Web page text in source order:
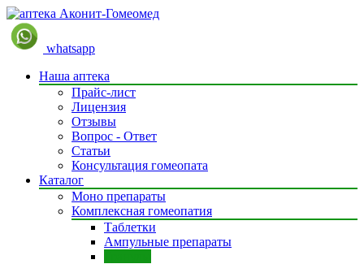
whatsapp
Наша аптека
Прайс-лист
Лицензия
Отзывы
Вопрос - Ответ
Статьи
Консультация гомеопата
Каталог
Моно препараты
Комплексная гомеопатия
Таблетки
Ампульные препараты